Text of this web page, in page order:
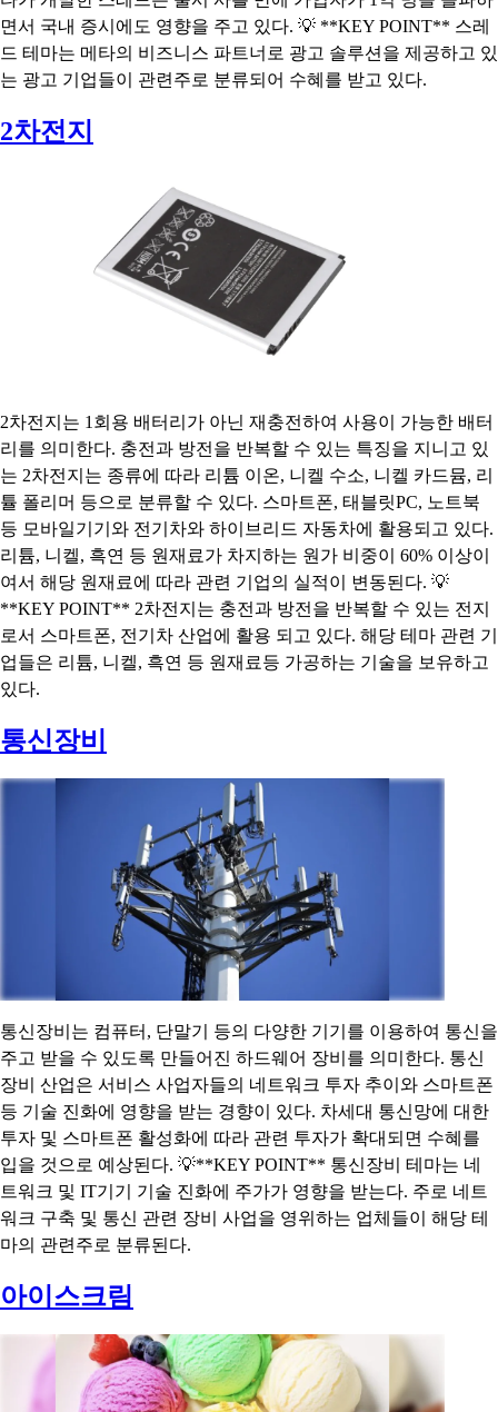
면서 국내 증시에도 영향을 주고 있다. 💡 **KEY POINT** 스레
드 테마는 메타의 비즈니스 파트너로 광고 솔루션을 제공하고 있
는 광고 기업들이 관련주로 분류되어 수혜를 받고 있다.
2차전지
2차전지는 1회용 배터리가 아닌 재충전하여 사용이 가능한 배터
리를 의미한다. 충전과 방전을 반복할 수 있는 특징을 지니고 있
는 2차전지는 종류에 따라 리튬 이온, 니켈 수소, 니켈 카드뮴, 리
튤 폴리머 등으로 분류할 수 있다. 스마트폰, 태블릿PC, 노트북
등 모바일기기와 전기차와 하이브리드 자동차에 활용되고 있다.
리튬, 니켈, 흑연 등 원재료가 차지하는 원가 비중이 60% 이상이
여서 해당 원재료에 따라 관련 기업의 실적이 변동된다. 💡
**KEY POINT** 2차전지는 충전과 방전을 반복할 수 있는 전지
로서 스마트폰, 전기차 산업에 활용 되고 있다. 해당 테마 관련 기
업들은 리튬, 니켈, 흑연 등 원재료등 가공하는 기술을 보유하고
있다.
통신장비
통신장비는 컴퓨터, 단말기 등의 다양한 기기를 이용하여 통신을
주고 받을 수 있도록 만들어진 하드웨어 장비를 의미한다. 통신
장비 산업은 서비스 사업자들의 네트워크 투자 추이와 스마트폰
등 기술 진화에 영향을 받는 경향이 있다. 차세대 통신망에 대한
투자 및 스마트폰 활성화에 따라 관련 투자가 확대되면 수혜를
입을 것으로 예상된다. 💡**KEY POINT** 통신장비 테마는 네
트워크 및 IT기기 기술 진화에 주가가 영향을 받는다. 주로 네트
워크 구축 및 통신 관련 장비 사업을 영위하는 업체들이 해당 테
마의 관련주로 분류된다.
아이스크림